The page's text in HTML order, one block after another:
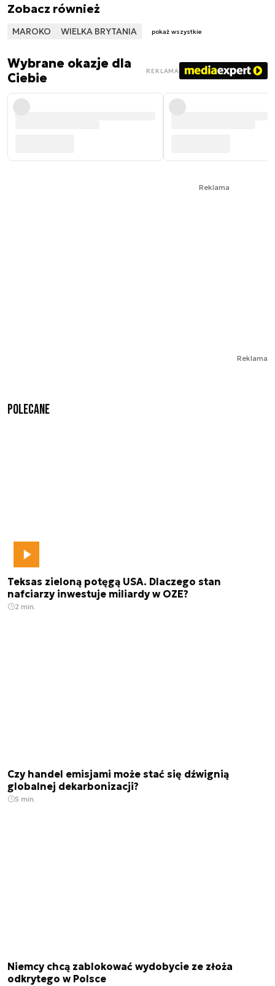
Zobacz również
MAROKO WIELKA BRYTANIA pokaż wszystkie
Wybrane okazje dla
Ciebie
REKLAMA
Reklama
Reklama
Polecane
Teksas zieloną potęgą USA. Dlaczego stan
nafciarzy inwestuje miliardy w OZE?
2 min.
Czy handel emisjami może stać się dźwignią
globalnej dekarbonizacji?
5 min.
Niemcy chcą zablokować wydobycie ze złoża
odkrytego w Polsce